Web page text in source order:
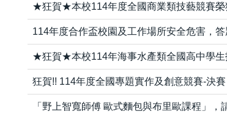
★狂賀★本校114年度全國商業類技藝競賽
114年度合作盃校園及工作場所安全危害，答
★狂賀★本校114年海事水產類全國高中學
狂賀!! 114年度全國專題實作及創意競賽-決賽
「野上智寬師傅 歐式麵包與布里歐課程」